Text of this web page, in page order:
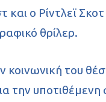
ο Ρίντλεϊ
θρίλερ.
του
την